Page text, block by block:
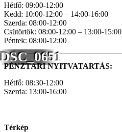
DSC_0651
Hétfő: 09:00-12:00
Kedd: 10:00-12:00 – 14:00-16:00
Szerda: 08:00-12:00
Csütörtök: 08:00-12:00 – 13:00-15:00
Péntek: 08:00-12:00
PÉNZTÁRI NYITVATARTÁS:
Hétfő: 08:30-12:00
Szerda: 13:00-16:00
Térkép